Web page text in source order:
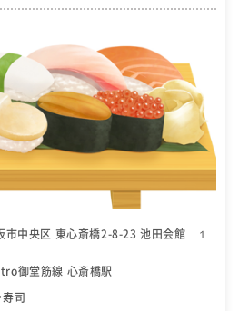
市中央区 東心斎橋2-8-23 池田会館 １
御堂筋線 心斎橋駅
司